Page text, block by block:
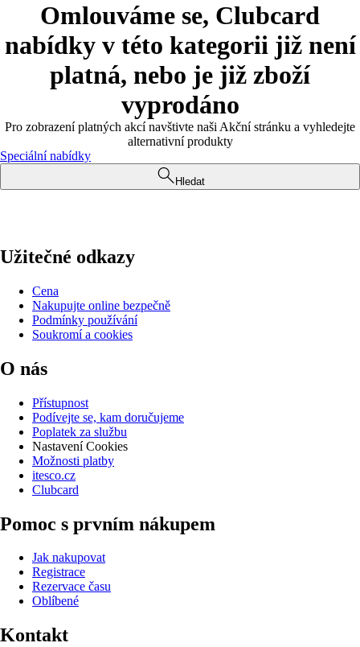
Omlouváme se, Clubcard
nabídky v této kategorii již není
platná, nebo je již zboží
vyprodáno
Pro zobrazení platných akcí navštivte naši Akční stránku a vyhledejte
alternativní produkty
Speciální nabídky
Hledat
Užitečné odkazy
Cena
Nakupujte online bezpečně
Podmínky používání
Soukromí a cookies
O nás
Přístupnost
Podívejte se, kam doručujeme
Poplatek za službu
Nastavení Cookies
Možnosti platby
itesco.cz
Clubcard
Pomoc s prvním nákupem
Jak nakupovat
Registrace
Rezervace času
Oblíbené
Kontakt